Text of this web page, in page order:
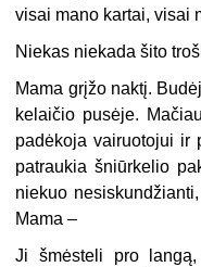
visai mano kartai, visai
Niekas niekada šito
Mama grįžo naktį.
kelaičio pusėje.
padėkoja vairuotojui ir
patraukia šniūrkelio
niekuo
Mama –
Ji šmėsteli pro